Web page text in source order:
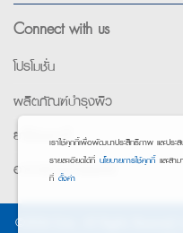
Connect with us
โปรโมชั่น
ผลิตภัณฑ์บำรุงผิว
ยาใช้เฉพาะที่
อาหารทางการแพทย์
©2026 Exta. All Rights Reserved. •
เราใช้คุกกี้เพื่อพัฒนาประสิทธิภาพ และปร
รายละเอียดได้ที่ นโยบายการใช้คุกกี้ และสา
ที่ ตั้งค่า